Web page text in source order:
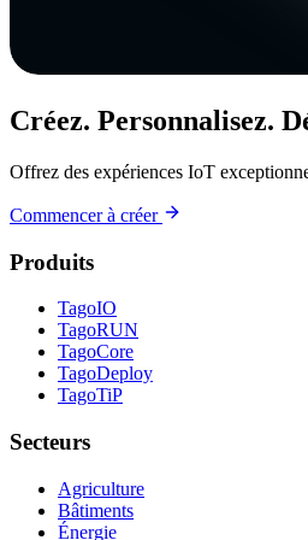
Créez. Personnalisez.
Offrez des expériences IoT
Commencer à créer
Produits
TagoIO
TagoRUN
TagoCore
TagoDeploy
TagoTiP
Secteurs
Agriculture
Bâtiments
Énergie